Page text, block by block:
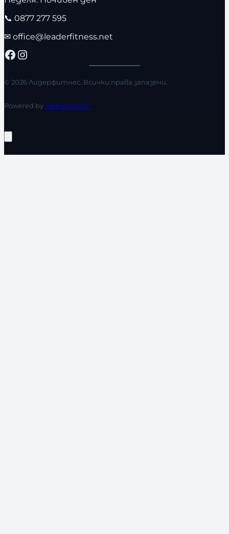
📞 0877 277 595
✉ office@leaderfitness.net
Facebook Instagram
© 2026 Лидерфитнес. Всички права запазени.
Powered byWebStation™